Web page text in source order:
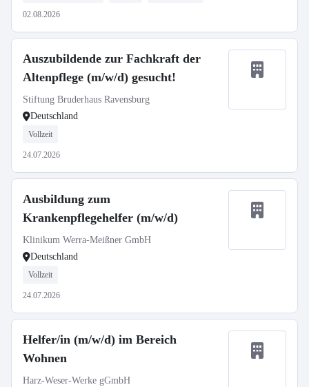
02.08.2026
Auszubildende zur Fachkraft der
Altenpflege (m/w/d) gesucht!
Stiftung Bruderhaus Ravensburg
Deutschland
Vollzeit
24.07.2026
Ausbildung zum
Krankenpflegehelfer (m/w/d)
Klinikum Werra-Meißner GmbH
Deutschland
Vollzeit
24.07.2026
Helfer/in (m/w/d) im Bereich
Wohnen
Harz-Weser-Werke gGmbH